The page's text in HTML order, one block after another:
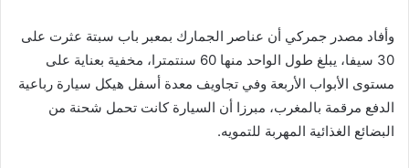
وأفاد مصدر جمركي أن عناصر الجمارك بمعبر باب سبتة عثرت على
30 سيفا، يبلغ طول الواحد منها 60 سنتمترا، مخفية بعناية على
مستوى الأبواب الأربعة وفي تجاويف معدة أسفل هيكل سيارة رباعية
الدفع مرقمة بالمغرب، مبرزا أن السيارة كانت تحمل شحنة من
البضائع الغذائية المهربة للتمويه.